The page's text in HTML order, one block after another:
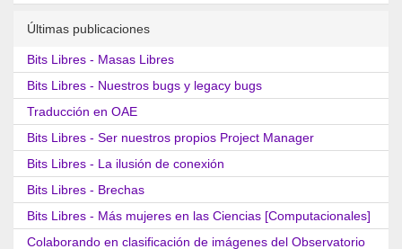
Últimas publicaciones
Bits Libres - Masas Libres
Bits Libres - Nuestros bugs y legacy bugs
Traducción en OAE
Bits Libres - Ser nuestros propios Project Manager
Bits Libres - La ilusión de conexión
Bits Libres - Brechas
Bits Libres - Más mujeres en las Ciencias [Computacionales]
Colaborando en clasificación de imágenes del Observatorio